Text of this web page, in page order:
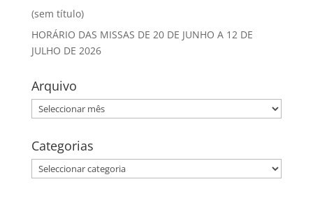
(sem título)
HORÁRIO DAS MISSAS DE 20 DE JUNHO A 12 DE
JULHO DE 2026
Arquivo
Arquivo
Categorias
Categorias